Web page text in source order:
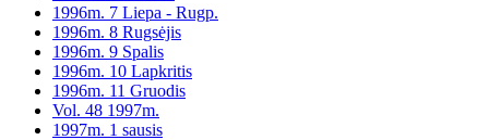
1996m. 7 Liepa - Rugp.
1996m. 8 Rugsėjis
1996m. 9 Spalis
1996m. 10 Lapkritis
1996m. 11 Gruodis
Vol. 48 1997m.
1997m. 1 sausis